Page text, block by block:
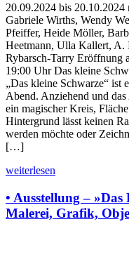
20.09.2024 bis
Gabriele Wirths, Wendy
Pfeiffer, Heide Möller,
Heetmann, Ulla Kallert, A.
Rybarsch-Tarry Eröffnung
19:00 Uhr Das kleine
„Das kleine Schwarze“ ist
Abend. Anziehend und
ein magischer Kreis,
Hintergrund lässt keinen
werden möchte oder
[…]
weiterlesen
• Ausstellung –
Malerei, Grafik,